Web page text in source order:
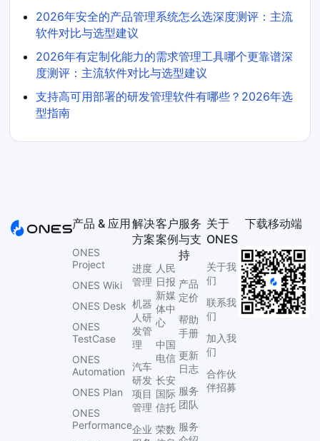
2026年安全的产品管理系统怎么选深度测评：主流
软件对比与选型建议
2026年有定制化能力的需求管理工具哪个更靠谱深
度测评：主流软件对比与选型建议
支持高可用部署的研发管理软件有哪些？2026年选
型指南
产品 & 应用
ONES
Project
ONES Wiki
ONES Desk
ONES
TestCase
ONES
Automation
ONES Plan
ONES
Performance
解决
方案
进度
管理
机器
人研
发管
理
汽车
研发
项目
管理
企业
客户
案例
人民
日报
新媒
体中
心
中国
电信
长安
国际
信托
荣数
服务
与支
持
产品
定价
帮助
手册
更新
日志
服务
团队
服务
关于
ONES
关于我
们
联系我
们
加入我
们
合作伙
伴招募
下载移动端